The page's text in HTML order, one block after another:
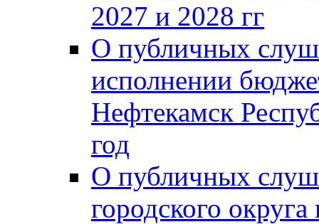
2027 и 2028 гг
О публичных
исполнении
Нефтекамск
год
О публичных
городского